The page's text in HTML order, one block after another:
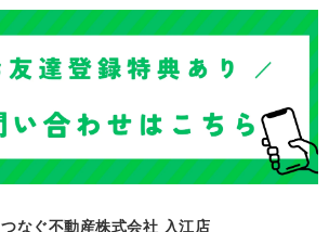
つなぐ不動産株式会社 入江店